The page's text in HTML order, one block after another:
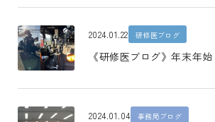
2024.01.22 研修医ブログ
《研修医ブログ》年末年始
2024.01.04 事務局ブログ